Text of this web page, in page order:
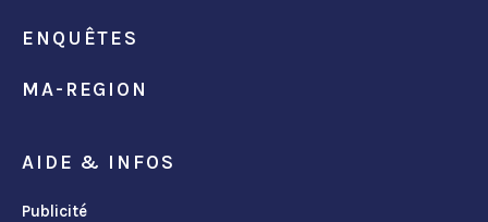
ENQUÊTES
MA-REGION
AIDE & INFOS
Publicité